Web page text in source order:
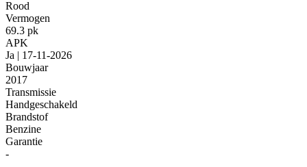
Rood
Vermogen
69.3 pk
APK
Ja | 17-11-2026
Bouwjaar
2017
Transmissie
Handgeschakeld
Brandstof
Benzine
Garantie
-